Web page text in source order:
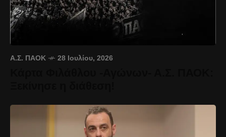
Α.Σ. ΠΑΟΚ 28 Ιουλίου, 2026